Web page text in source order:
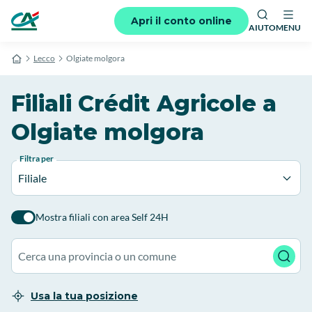
Apri il conto online
AIUTOMENU
Lecco Olgiate molgora
Filiali Crédit Agricole a
Olgiate molgora
Filtra per
Filiale
Mostra filiali con area Self 24H
Usa la tua posizione